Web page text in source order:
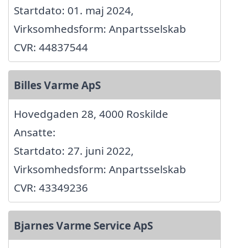
Startdato: 01. maj 2024,
Virksomhedsform: Anpartsselskab
CVR: 44837544
Billes Varme ApS
Hovedgaden 28, 4000 Roskilde
Ansatte:
Startdato: 27. juni 2022,
Virksomhedsform: Anpartsselskab
CVR: 43349236
Bjarnes Varme Service ApS